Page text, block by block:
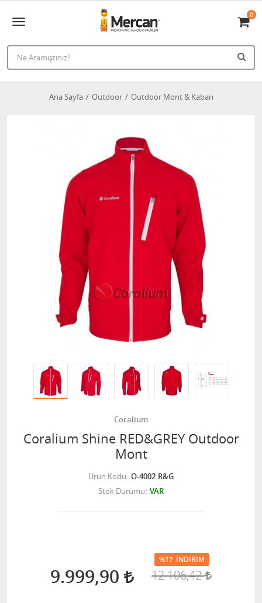
0
Ana Sayfa Outdoor Outdoor Mont & Kaban
Coralium
Coralium Shine RED&GREY Outdoor
Mont
Ürün Kodu O-4002.R&G
Stok Durumu VAR
9.999,90
%17 İNDIRIM
12.106,42